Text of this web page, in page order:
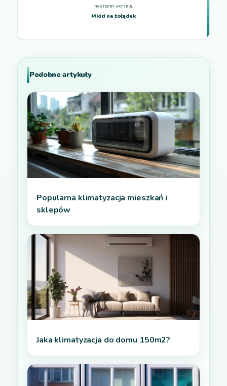
Miód na żołądek
Podobne artykuły
Popularna klimatyzacja mieszkań i
sklepów
Jaka klimatyzacja do domu 150m2?